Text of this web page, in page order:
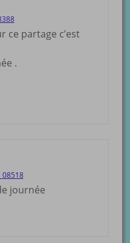
ce partage c’est
.
08518
journée